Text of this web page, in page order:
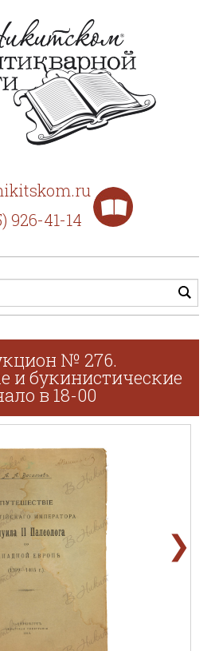
926-41-14
№ 276.
и букинистические
в 18-00
❯